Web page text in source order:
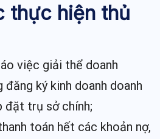
thực hiện thủ
việc giải thể doanh
đăng ký kinh doanh doanh
đặt trụ sở chính;
toán hết các khoản nợ,